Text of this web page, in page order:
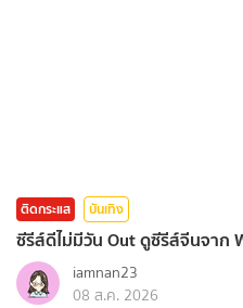
ติดกระแส บันเทิง
ซีรีส์ดีไม่มีวัน Out ดูซีรีส์จีนจาก
iamnan23
08 ส.ค. 2026